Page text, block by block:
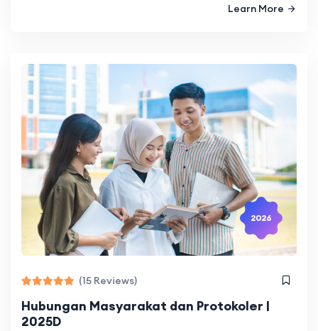
Learn More
2026
(15 Reviews)
Hubungan Masyarakat dan Protokoler |
2025D